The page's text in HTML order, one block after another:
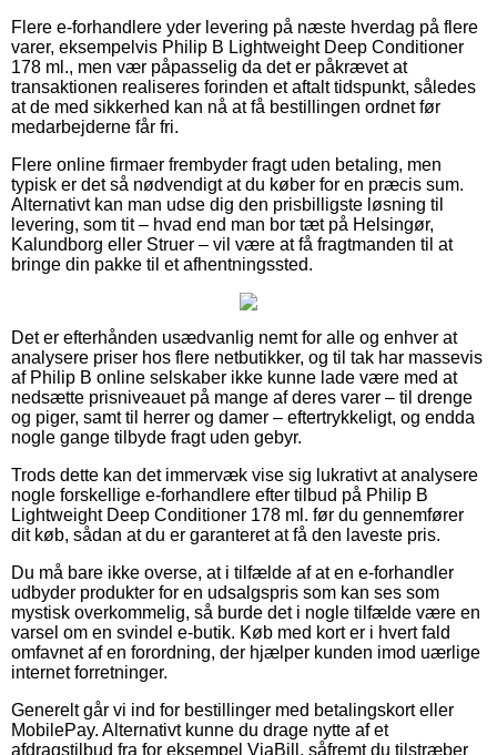
Flere e-forhandlere yder levering på næste hverdag på flere
varer, eksempelvis Philip B Lightweight Deep Conditioner
178 ml., men vær påpasselig da det er påkrævet at
transaktionen realiseres forinden et aftalt tidspunkt, således
at de med sikkerhed kan nå at få bestillingen ordnet før
medarbejderne får fri.
Flere online firmaer frembyder fragt uden betaling, men
typisk er det så nødvendigt at du køber for en præcis sum.
Alternativt kan man udse dig den prisbilligste løsning til
levering, som tit – hvad end man bor tæt på Helsingør,
Kalundborg eller Struer – vil være at få fragtmanden til at
bringe din pakke til et afhentningssted.
Det er efterhånden usædvanlig nemt for alle og enhver at
analysere priser hos flere netbutikker, og til tak har massevis
af Philip B online selskaber ikke kunne lade være med at
nedsætte prisniveauet på mange af deres varer – til drenge
og piger, samt til herrer og damer – eftertrykkeligt, og endda
nogle gange tilbyde fragt uden gebyr.
Trods dette kan det immervæk vise sig lukrativt at analysere
nogle forskellige e-forhandlere efter tilbud på Philip B
Lightweight Deep Conditioner 178 ml. før du gennemfører
dit køb, sådan at du er garanteret at få den laveste pris.
Du må bare ikke overse, at i tilfælde af at en e-forhandler
udbyder produkter for en udsalgspris som kan ses som
mystisk overkommelig, så burde det i nogle tilfælde være en
varsel om en svindel e-butik. Køb med kort er i hvert fald
omfavnet af en forordning, der hjælper kunden imod uærlige
internet forretninger.
Generelt går vi ind for bestillinger med betalingskort eller
MobilePay. Alternativt kunne du drage nytte af et
afdragstilbud fra for eksempel ViaBill, såfremt du tilstræber